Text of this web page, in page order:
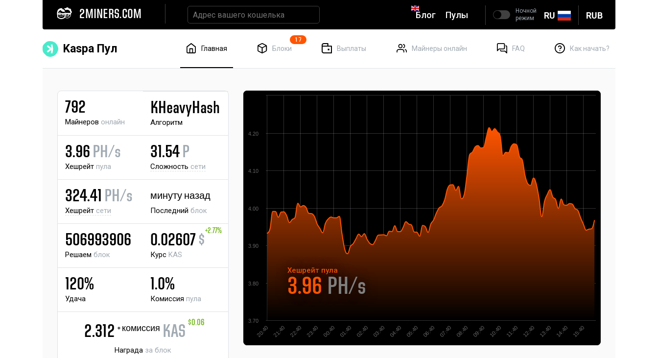
2MINERS.COM RU RUB
Блог Пулы
Ночной
режим
Kaspa Пул Главная Блоки
17
Выплаты Майнеры онлайн FAQ Как начать?
792
Майнеров онлайн
KHeavyHash
Алгоритм
3.96 PH/s
Хешрейт пула
31.54 P
Сложность сети
324.41 PH/s
Хешрейт сети
минуту назад
Последний блок
506993906
Решаем блок
0.02607$
+2.77%
Курс KAS
120%
Удача
1.0%
Комиссия пула
2.312 + комиссия KAS
$0.06
Награда за блок
Хешрейт пула
3.96 PH/s
20:40 21:40 22:40 23:40 00:40 01:40 02:40 03:40 04:40 05:40 06:40 07:40 08:40 09:40 10:40 11:40 12:40 13:40 14:40 15:40
3.70
3.80
3.90
4.00
4.10
4.20